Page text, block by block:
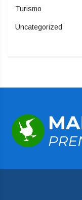
Turismo
Uncategorized